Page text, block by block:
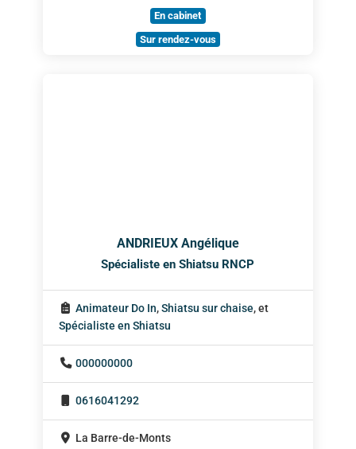
En cabinet
Sur rendez-vous
ANDRIEUX Angélique
Spécialiste en Shiatsu RNCP
Animateur Do In,Shiatsu sur chaise, et
Spécialiste en Shiatsu
000000000
0616041292
La Barre-de-Monts